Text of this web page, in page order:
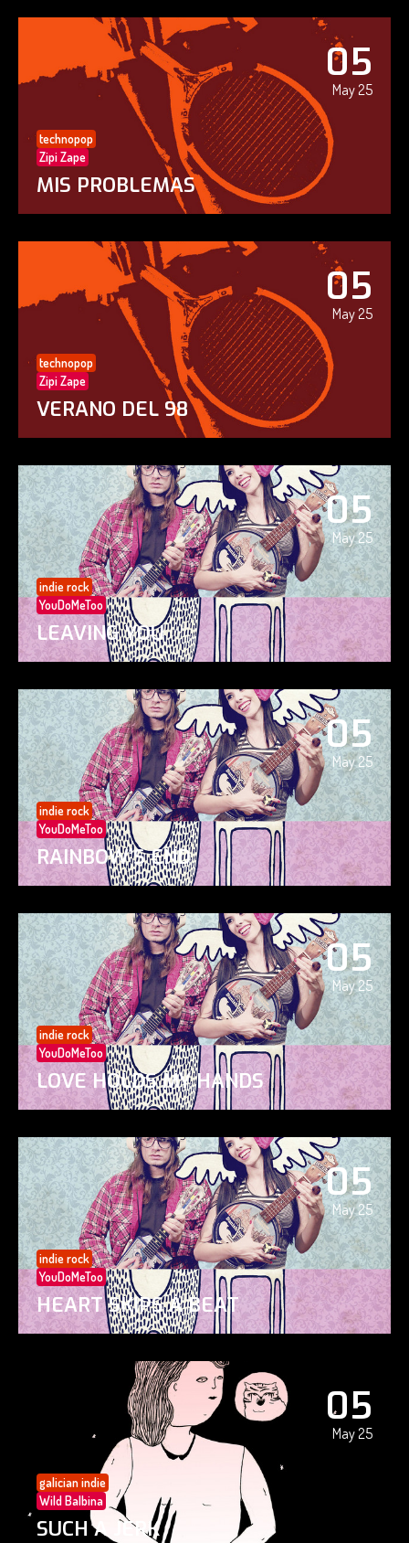
05
May 25
technopop
Zipi Zape
MIS PROBLEMAS
05
May 25
technopop
Zipi Zape
VERANO DEL 98
05
May 25
indie rock
YouDoMeToo
LEAVING YOU
05
May 25
indie rock
YouDoMeToo
RAINBOW’S END
05
May 25
indie rock
YouDoMeToo
LOVE HOLDS MY HANDS
05
May 25
indie rock
YouDoMeToo
HEART SKIPS A BEAT
05
May 25
galician indie
Wild Balbina
SUCH A JERK